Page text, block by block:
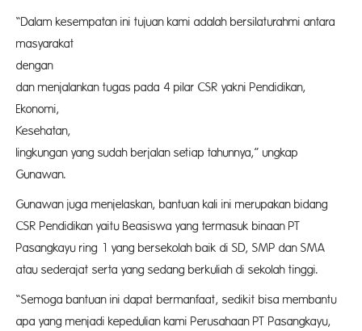
“Dalam kesempatan ini tujuan kami adalah bersilaturahmi antara
masyarakat
dengan
dan menjalankan tugas pada 4 pilar CSR yakni Pendidikan,
Ekonomi,
Kesehatan,
lingkungan yang sudah berjalan setiap tahunnya,” ungkap
Gunawan.
Gunawan juga menjelaskan, bantuan kali ini merupakan bidang
CSR Pendidikan yaitu Beasiswa yang termasuk binaan PT
Pasangkayu ring 1 yang bersekolah baik di SD, SMP dan SMA
atau sederajat serta yang sedang berkuliah di sekolah tinggi.
“Semoga bantuan ini dapat bermanfaat, sedikit bisa membantu
apa yang menjadi kepedulian kami Perusahaan PT Pasangkayu,